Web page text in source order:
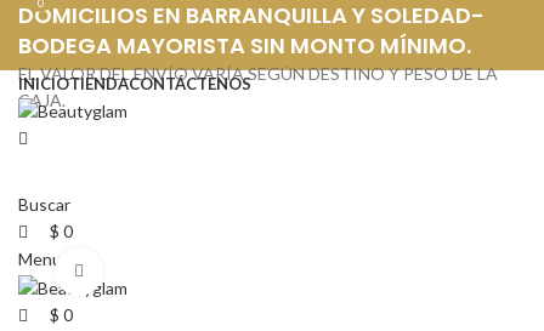
DOMICILIOS EN BARRANQUILLA Y SOLEDAD-
BODEGA MAYORISTA SIN MONTO MÍNIMO.
EL VALOR DEL ENVÍO VARÍA SEGÚN DESTINO Y PESO DE LA
CAJA.
DOMICILIOS EN BARRANQUILLA Y SOLEDAD-BODEGA MAYORISTA
SIN MONTO MÍNIMO. EL VALOR DEL ENVÍO VARÍA SEGÚN DESTINO Y
INICIOTIENDACONTÁCTENOS
Buscar
0
$ 0
Menu
0
$ 0